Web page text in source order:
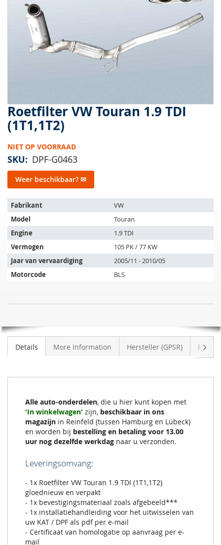
Roetfilter VW Touran 1.9 TDI
(1T1,1T2)
NIET OP VOORRAAD
SKU DPF-G0463
Weer beschikbaar? ✉
Het
artikel
past
op
de
volgende
voertuigen:
Fabrikant
VW
Model
Touran
Engine
1.9 TDI
Vermogen
105 PK / 77 KW
Jaar van vervaardiging
2005/11 - 2010/05
Motorcode
BLS
Touran
1.9
TDI
VOORRAAD
afbeeldingen-
Ga
naar
het
van
de
gallerij
Details More Information Hersteller (GPSR)
Alle auto-onderdelen, die u hier kunt kopen met
'In winkelwagen' zijn, beschikbaar in ons
magazijn in Reinfeld (tussen Hamburg en Lübeck)
en worden bij bestelling en betaling voor 13.00
uur nog dezelfde werkdag naar u verzonden.
Leveringsomvang:
- 1x Roetfilter VW Touran 1.9 TDI (1T1,1T2)
gloednieuw en verpakt
- 1x bevestigingsmateriaal zoals afgebeeld***
- 1x installatiehandleiding voor het uitwisselen van
uw KAT / DPF als pdf per e-mail
- Certificaat van homologatie op aanvraag per e-
mail